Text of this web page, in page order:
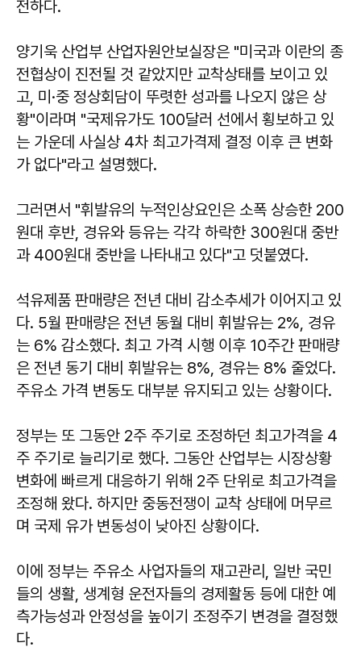
전하다.
양기욱 산업부 산업자원안보실장은 "미국과 이란의 종
전협상이 진전될 것 같았지만 교착상태를 보이고 있
고, 미·중 정상회담이 뚜렷한 성과를 나오지 않은 상
황"이라며 "국제유가도 100달러 선에서 횡보하고 있
는 가운데 사실상 4차 최고가격제 결정 이후 큰 변화
가 없다"라고 설명했다.
그러면서 "휘발유의 누적인상요인은 소폭 상승한 200
원대 후반, 경유와 등유는 각각 하락한 300원대 중반
과 400원대 중반을 나타내고 있다"고 덧붙였다.
석유제품 판매량은 전년 대비 감소추세가 이어지고 있
다. 5월 판매량은 전년 동월 대비 휘발유는 2%, 경유
는 6% 감소했다. 최고 가격 시행 이후 10주간 판매량
은 전년 동기 대비 휘발유는 8%, 경유는 8% 줄었다.
주유소 가격 변동도 대부분 유지되고 있는 상황이다.
정부는 또 그동안 2주 주기로 조정하던 최고가격을 4
주 주기로 늘리기로 했다. 그동안 산업부는 시장상황
변화에 빠르게 대응하기 위해 2주 단위로 최고가격을
조정해 왔다. 하지만 중동전쟁이 교착 상태에 머무르
며 국제 유가 변동성이 낮아진 상황이다.
이에 정부는 주유소 사업자들의 재고관리, 일반 국민
들의 생활, 생계형 운전자들의 경제활동 등에 대한 예
측가능성과 안정성을 높이기 조정주기 변경을 결정했
다.